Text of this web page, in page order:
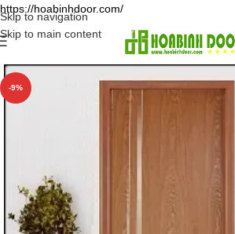
https://hoabinhdoor.com/
Skip to navigation
Skip to main content
-9%